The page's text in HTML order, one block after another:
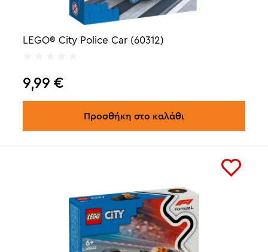
LEGO® City Police Car (60312)
9,99 €
Προσθήκη στο καλάθι